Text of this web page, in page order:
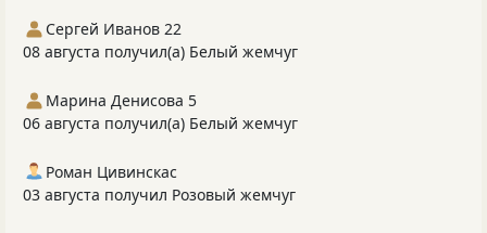
Сергей Иванов 22
08 августа получил(а) Белый жемчуг
Марина Денисова 5
06 августа получил(а) Белый жемчуг
Роман Цивинскас
03 августа получил Розовый жемчуг